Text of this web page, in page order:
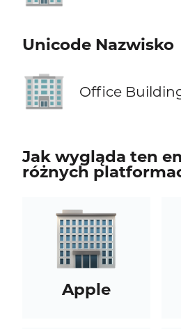
Unicode Nazwisko
🏢 Office
Jak wygląda ten
różnych
Apple